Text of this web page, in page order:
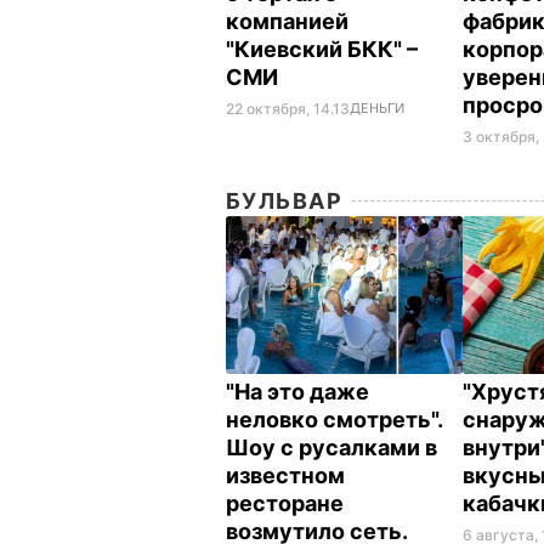
компанией
"Киевский БКК" –
СМИ
22 октября, 14.13ДЕНЬГИ
3 октября,
БУЛЬВАР
"На это даже
неловко смотреть".
Шоу с русалками в
известном
ресторане
возмутило сеть.
6 августа,